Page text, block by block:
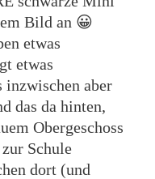
Bild an 😀
etwas
etwas
inzwischen aber
das da hinten,
Obergeschoss
Schule
dort (und